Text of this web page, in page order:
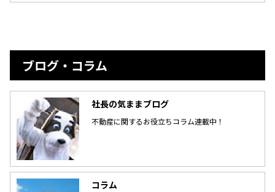
ブログ・コラム
社長の気ままブログ
不動産に関するお役立ちコラム連載中！
コラム